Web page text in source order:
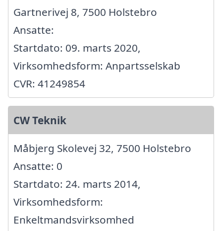
Gartnerivej 8, 7500 Holstebro
Ansatte:
Startdato: 09. marts 2020,
Virksomhedsform: Anpartsselskab
CVR: 41249854
CW Teknik
Måbjerg Skolevej 32, 7500 Holstebro
Ansatte: 0
Startdato: 24. marts 2014,
Virksomhedsform:
Enkeltmandsvirksomhed